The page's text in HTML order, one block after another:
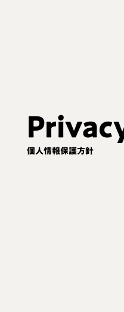
個人情報保護方針